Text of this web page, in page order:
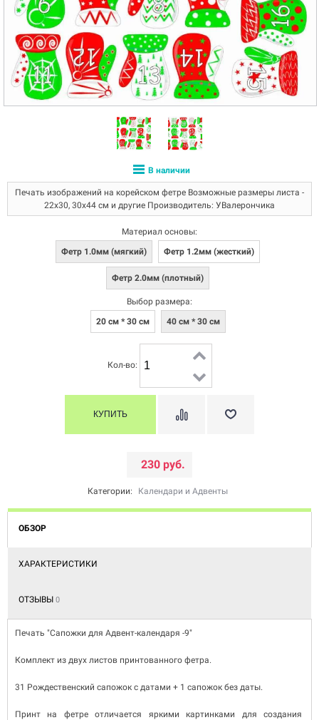
В наличии
Печать изображений на корейском фетре Возможные размеры листа -
22х30, 30х44 см и другие Производитель: УВалерончика
Материал основы:
Фетр 1.0мм (мягкий)
Фетр 1.2мм (жесткий)
Фетр 2.0мм (плотный)
Выбор размера:
20 см * 30 см
40 см * 30 см
Кол-во:
230 руб.
Категории: Календари и Адвенты
ОБЗОР
ХАРАКТЕРИСТИКИ
ОТЗЫВЫ 0
Печать "Сапожки для Адвент-календаря -9"
Комплект из двух листов принтованного фетра.
31 Рождественский сапожок с датами + 1 сапожок без даты.
Принт на фетре отличается яркими картинками для создания